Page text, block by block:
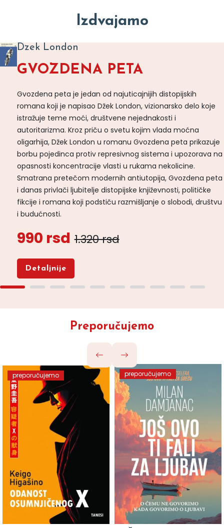
Izdvajamo
Dzek London
GVOZDENA PETA
Gvozdena peta je jedan od najuticajnijih distopijskih
romana koji je napisao Džek London, vizionarsko delo koje
istražuje teme moći, društvene nejednakosti i
autoritarizma. Kroz priču o svetu kojim vlada moćna
oligarhija, Džek London u romanu Gvozdena peta prikazuje
borbu pojedinca protiv represivnog sistema i upozorava na
opasnosti koncentracije vlasti u rukama nekolicine.
Smatrana pretečom modernih antiutopija, Gvozdena peta
i danas privlači ljubitelje distopijske književnosti, političke
fikcije i romana koji podstiču razmišljanje o slobodi, društvu
i budućnosti.
990 rsd 1.320 rsd
Detaljnije
Preporučujemo
preporučujemo preporučujemo